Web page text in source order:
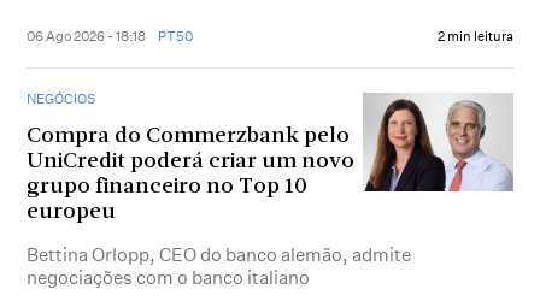
06 Ago 2026 - 18:18 PT50 2 min leitura
NEGÓCIOS
Compra do Commerzbank pelo
UniCredit poderá criar um novo
grupo financeiro no Top 10
europeu
Bettina Orlopp, CEO do banco alemão, admite
negociações com o banco italiano